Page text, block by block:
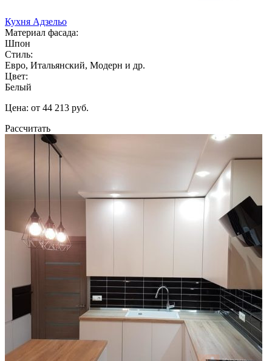
Кухня Адзельо
Материал фасада:
Шпон
Стиль:
Евро, Итальянский, Модерн и др.
Цвет:
Белый
Цена: от 44 213 руб.
Рассчитать